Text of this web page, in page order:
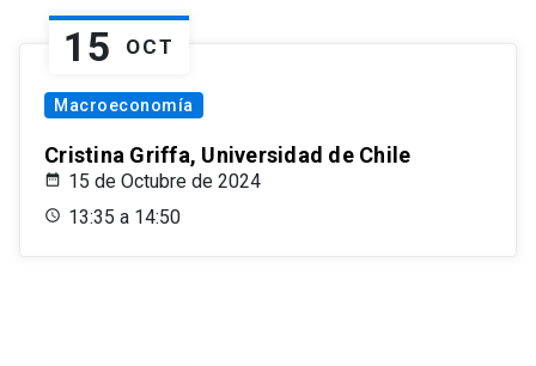
15 OCT
Macroeconomía
Cristina Griffa, Universidad de Chile
15 de Octubre de 2024
13:35 a 14:50